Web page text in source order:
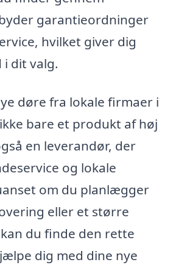
garantieordninger
hvilket giver dig
dit valg.
døre fra lokale firmaer i
bare et produkt af høj
en leverandør, der
og lokale
om du planlægger
eller et større
du finde den rette
dig med dine nye